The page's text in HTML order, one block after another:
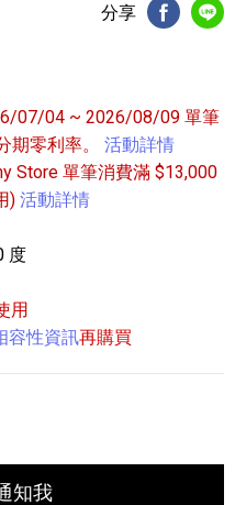
分享
FB分享
07/04 ~ 2026/08/09 單筆
零利率。
活動詳情
Store 單筆消費滿 $13,000
) 活動詳情
度
用
容性資訊再購買
知我